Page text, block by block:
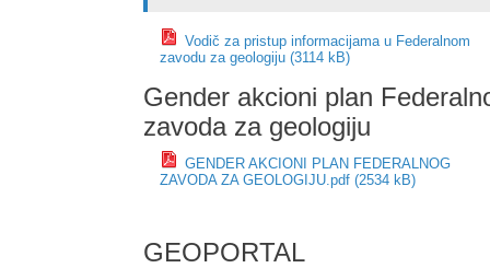
Vodič za pristup informacijama u Federalnom
zavodu za geologiju (3114 kB)
Gender akcioni plan
zavoda za geologiju
GENDER AKCIONI PLAN FEDERALNOG
ZAVODA ZA GEOLOGIJU.pdf (2534 kB)
GEOPORTAL